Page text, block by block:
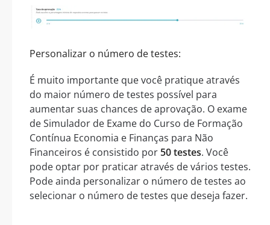
Personalizar o número de testes:
É muito importante que você pratique através
do maior número de testes possível para
aumentar suas chances de aprovação. O exame
de Simulador de Exame do Curso de Formação
Contínua Economia e Finanças para Não
Financeiros é consistido por 50 testes. Você
pode optar por praticar através de vários testes.
Pode ainda personalizar o número de testes ao
selecionar o número de testes que deseja fazer.